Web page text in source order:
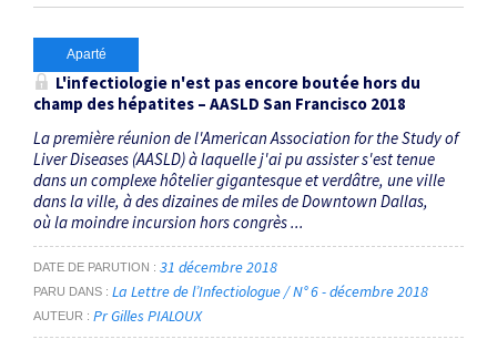
Aparté
L'infectiologie n'est pas encore boutée hors du
champ des hépatites – AASLD San Francisco 2018
La première réunion de l'American Association for the Study of
Liver Diseases (AASLD) à laquelle j'ai pu assister s'est tenue
dans un complexe hôtelier gigantesque et verdâtre, une ville
dans la ville, à des dizaines de miles de Downtown Dallas,
où la moindre incursion hors congrès ...
DATE DE PARUTION 31 décembre 2018
PARU DANS La Lettre de l’Infectiologue / N° 6 - décembre 2018
AUTEUR Pr Gilles PIALOUX